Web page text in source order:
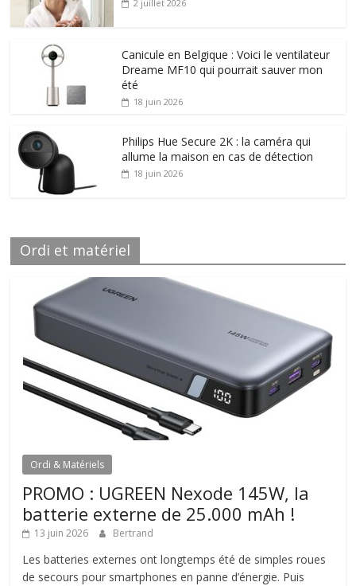
2 juillet 2026
Canicule en Belgique : Voici le ventilateur
Dreame MF10 qui pourrait sauver mon
été
18 juin 2026
Philips Hue Secure 2K : la caméra qui
allume la maison en cas de détection
18 juin 2026
Ordi et matériel
Ordi & Matériels
PROMO : UGREEN Nexode 145W, la
batterie externe de 25.000 mAh !
13 juin 2026 Bertrand
Les batteries externes ont longtemps été de simples roues
de secours pour smartphones en panne d’énergie. Puis